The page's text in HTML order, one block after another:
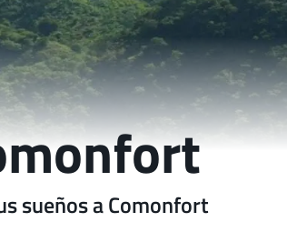
sueños a Comonfort